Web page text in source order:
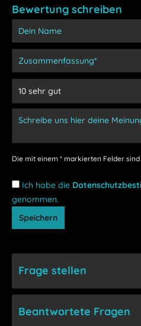
Bewertung schreiben
Die mit einem * markierten Felder
Ich habe die
genommen.
Speichern
Frage stellen
Beantwortete Fragen